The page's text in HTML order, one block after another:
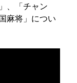
、「チャン
麻将」につい